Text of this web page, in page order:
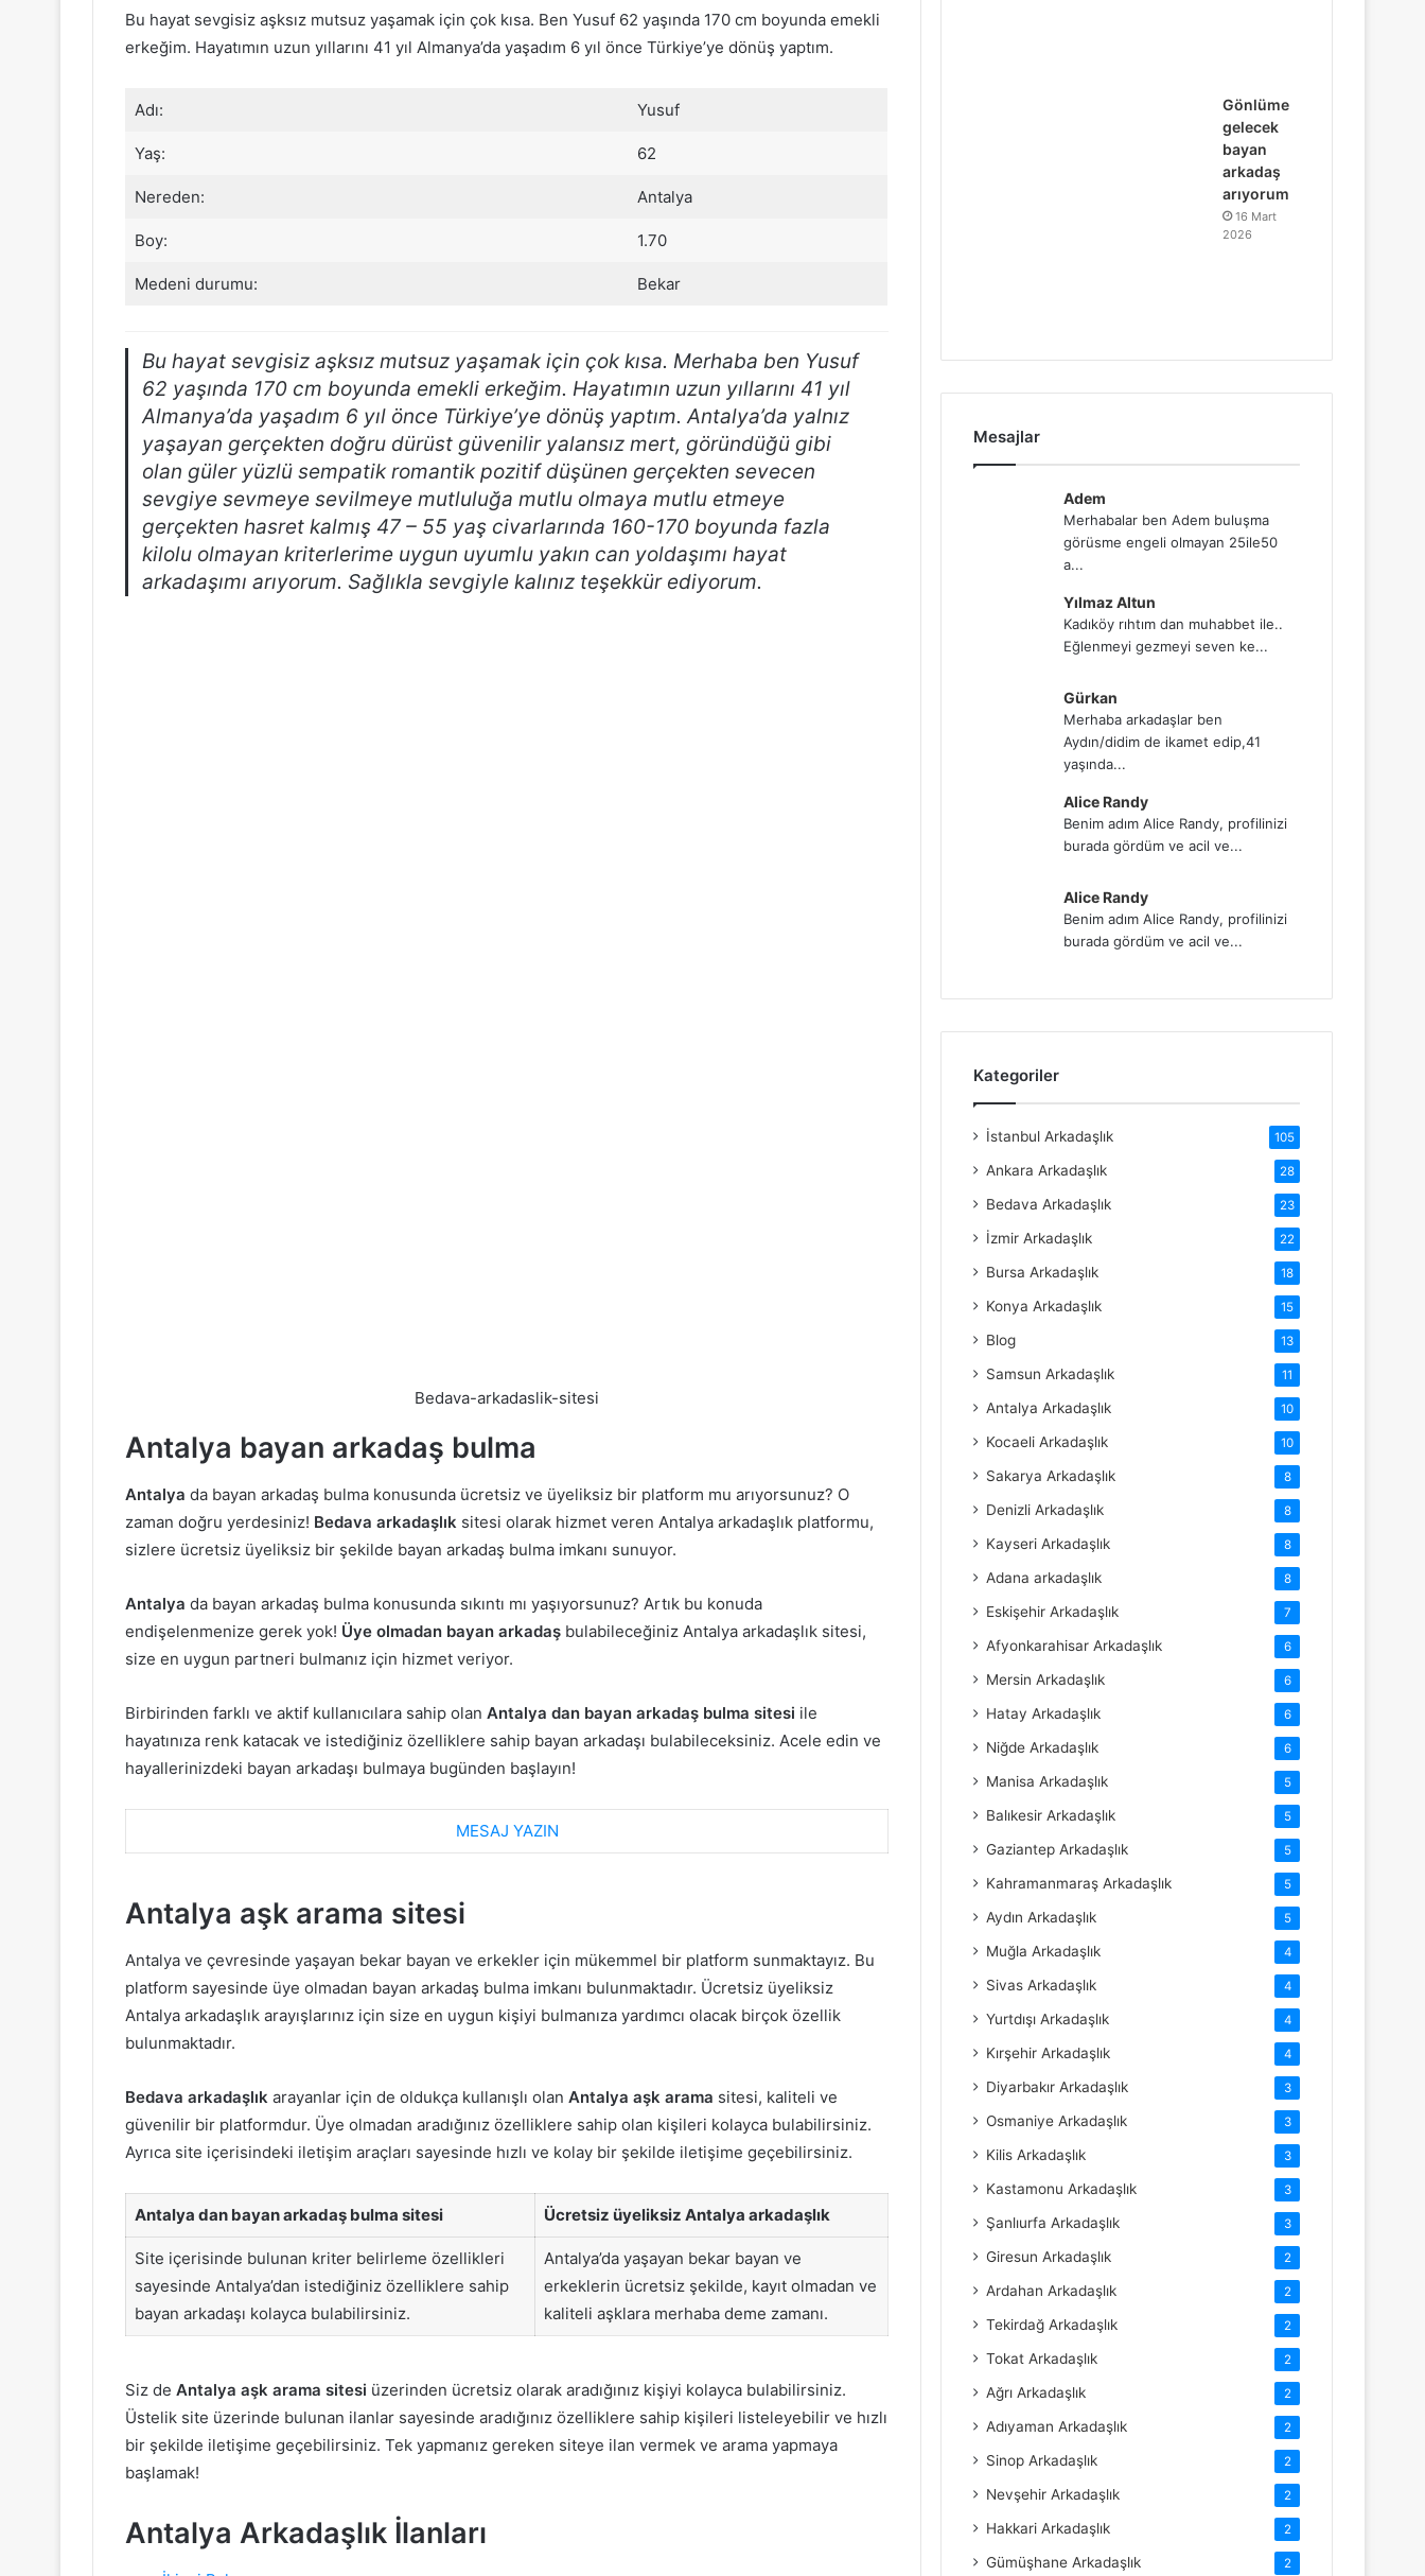
Bu hayat sevgisiz aşksız mutsuz yaşamak için çok kısa. Ben Yusuf 62 yaşında 170 cm boyunda emekli
erkeğim. Hayatımın uzun yıllarını 41 yıl Almanya’da yaşadım 6 yıl önce Türkiye’ye dönüş yaptım.
Adı: Yusuf
Yaş: 62
Nereden: Antalya
Boy: 1.70
Medeni durumu: Bekar
Bu hayat sevgisiz aşksız mutsuz yaşamak için çok kısa. Merhaba ben Yusuf
62 yaşında 170 cm boyunda emekli erkeğim. Hayatımın uzun yıllarını 41 yıl
Almanya’da yaşadım 6 yıl önce Türkiye’ye dönüş yaptım. Antalya’da yalnız
yaşayan gerçekten doğru dürüst güvenilir yalansız mert, göründüğü gibi
olan güler yüzlü sempatik romantik pozitif düşünen gerçekten sevecen
sevgiye sevmeye sevilmeye mutluluğa mutlu olmaya mutlu etmeye
gerçekten hasret kalmış 47 – 55 yaş civarlarında 160-170 boyunda fazla
kilolu olmayan kriterlerime uygun uyumlu yakın can yoldaşımı hayat
arkadaşımı arıyorum. Sağlıkla sevgiyle kalınız teşekkür ediyorum.
Bedava-arkadaslik-sitesi
Antalya bayan arkadaş bulma
Antalya da bayan arkadaş bulma konusunda ücretsiz ve üyeliksiz bir platform mu arıyorsunuz? O
zaman doğru yerdesiniz! Bedava arkadaşlık sitesi olarak hizmet veren Antalya arkadaşlık platformu,
sizlere ücretsiz üyeliksiz bir şekilde bayan arkadaş bulma imkanı sunuyor.
Antalya da bayan arkadaş bulma konusunda sıkıntı mı yaşıyorsunuz? Artık bu konuda
endişelenmenize gerek yok! Üye olmadan bayan arkadaş bulabileceğiniz Antalya arkadaşlık sitesi,
size en uygun partneri bulmanız için hizmet veriyor.
Birbirinden farklı ve aktif kullanıcılara sahip olan Antalya dan bayan arkadaş bulma sitesi ile
hayatınıza renk katacak ve istediğiniz özelliklere sahip bayan arkadaşı bulabileceksiniz. Acele edin ve
hayallerinizdeki bayan arkadaşı bulmaya bugünden başlayın!
MESAJ YAZIN
Antalya aşk arama sitesi
Antalya ve çevresinde yaşayan bekar bayan ve erkekler için mükemmel bir platform sunmaktayız. Bu
platform sayesinde üye olmadan bayan arkadaş bulma imkanı bulunmaktadır. Ücretsiz üyeliksiz
Antalya arkadaşlık arayışlarınız için size en uygun kişiyi bulmanıza yardımcı olacak birçok özellik
bulunmaktadır.
Bedava arkadaşlık arayanlar için de oldukça kullanışlı olan Antalya aşk arama sitesi, kaliteli ve
güvenilir bir platformdur. Üye olmadan aradığınız özelliklere sahip olan kişileri kolayca bulabilirsiniz.
Ayrıca site içerisindeki iletişim araçları sayesinde hızlı ve kolay bir şekilde iletişime geçebilirsiniz.
Antalya dan bayan arkadaş bulma sitesi Ücretsiz üyeliksiz Antalya arkadaşlık
Site içerisinde bulunan kriter belirleme özellikleri
sayesinde Antalya’dan istediğiniz özelliklere sahip
bayan arkadaşı kolayca bulabilirsiniz.
Antalya’da yaşayan bekar bayan ve
erkeklerin ücretsiz şekilde, kayıt olmadan ve
kaliteli aşklara merhaba deme zamanı.
Siz de Antalya aşk arama sitesi üzerinden ücretsiz olarak aradığınız kişiyi kolayca bulabilirsiniz.
Üstelik site üzerinde bulunan ilanlar sayesinde aradığınız özelliklere sahip kişileri listeleyebilir ve hızlı
bir şekilde iletişime geçebilirsiniz. Tek yapmanız gereken siteye ilan vermek ve arama yapmaya
başlamak!
Antalya Arkadaşlık İlanları
Gönlüme
gelecek
bayan
arkadaş
arıyorum
16 Mart
2026
Mesajlar
Adem
Merhabalar ben Adem buluşma
görüsme engeli olmayan 25ile50
a...
Yılmaz Altun
Kadıköy rıhtım dan muhabbet ile..
Eğlenmeyi gezmeyi seven ke...
Gürkan
Merhaba arkadaşlar ben
Aydın/didim de ikamet edip,41
yaşında...
Alice Randy
Benim adım Alice Randy, profilinizi
burada gördüm ve acil ve...
Alice Randy
Benim adım Alice Randy, profilinizi
burada gördüm ve acil ve...
Kategoriler
İstanbul Arkadaşlık 105
Ankara Arkadaşlık 28
Bedava Arkadaşlık 23
İzmir Arkadaşlık 22
Bursa Arkadaşlık 18
Konya Arkadaşlık 15
Blog 13
Samsun Arkadaşlık 11
Antalya Arkadaşlık 10
Kocaeli Arkadaşlık 10
Sakarya Arkadaşlık 8
Denizli Arkadaşlık 8
Kayseri Arkadaşlık 8
Adana arkadaşlık 8
Eskişehir Arkadaşlık 7
Afyonkarahisar Arkadaşlık 6
Mersin Arkadaşlık 6
Hatay Arkadaşlık 6
Niğde Arkadaşlık 6
Manisa Arkadaşlık 5
Balıkesir Arkadaşlık 5
Gaziantep Arkadaşlık 5
Kahramanmaraş Arkadaşlık 5
Aydın Arkadaşlık 5
Muğla Arkadaşlık 4
Sivas Arkadaşlık 4
Yurtdışı Arkadaşlık 4
Kırşehir Arkadaşlık 4
Diyarbakır Arkadaşlık 3
Osmaniye Arkadaşlık 3
Kilis Arkadaşlık 3
Kastamonu Arkadaşlık 3
Şanlıurfa Arkadaşlık 3
Giresun Arkadaşlık 2
Ardahan Arkadaşlık 2
Tekirdağ Arkadaşlık 2
Tokat Arkadaşlık 2
Ağrı Arkadaşlık 2
Adıyaman Arkadaşlık 2
Sinop Arkadaşlık 2
Nevşehir Arkadaşlık 2
Hakkari Arkadaşlık 2
Gümüşhane Arkadaşlık 2